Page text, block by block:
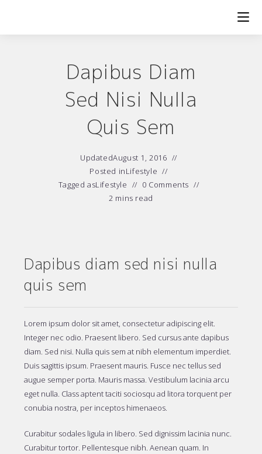
content
Dapibus Diam
Sed Nisi Nulla
Quis Sem
UpdatedAugust 1, 2016
Posted inLifestyle
Tagged asLifestyle
0 Comments
2 mins read
Dapibus diam sed nisi nulla
quis sem
Lorem ipsum dolor sit amet, consectetur adipiscing elit.
Integer nec odio. Praesent libero. Sed cursus ante dapibus
diam. Sed nisi. Nulla quis sem at nibh elementum imperdiet.
Duis sagittis ipsum. Praesent mauris. Fusce nec tellus sed
augue semper porta. Mauris massa. Vestibulum lacinia arcu
eget nulla. Class aptent taciti sociosqu ad litora torquent per
conubia nostra, per inceptos himenaeos.
Curabitur sodales ligula in libero. Sed dignissim lacinia nunc.
Curabitur tortor. Pellentesque nibh. Aenean quam. In